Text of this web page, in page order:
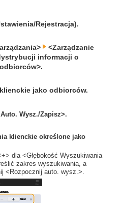
Rejestracja).
<Zarządzanie
informacji o
jako odbiorców.
Wysz./Zapisz>.
klienckie określone jako
dla <Głębokość Wyszukiwania
zakres wyszukiwania, a
<Rozpocznij auto. wysz.>.